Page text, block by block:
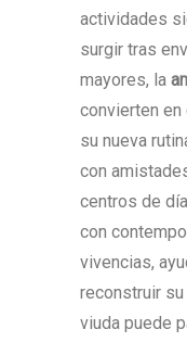
actividades
surgir tras
mayores, la
convierten
su nueva
con
centros de
con
vivencias,
reconstruir
viuda puede